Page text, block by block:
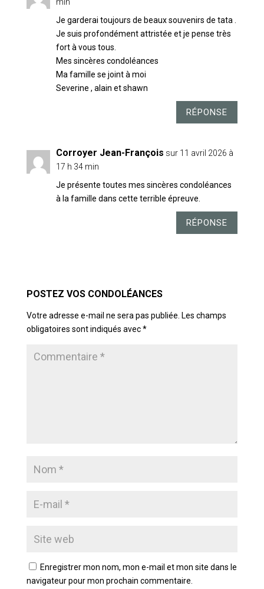
min
Je garderai toujours de beaux souvenirs de tata .
Je suis profondément attristée et je pense très
fort à vous tous.
Mes sincères condoléances
Ma famille se joint à moi
Severine , alain et shawn
RÉPONSE
Corroyer Jean-François sur 11 avril 2026 à
17 h 34 min
Je présente toutes mes sincères condoléances
à la famille dans cette terrible épreuve.
RÉPONSE
Votre adresse e-mail ne sera pas publiée. Les champs
obligatoires sont indiqués avec*
Enregistrer mon nom, mon e-mail et mon site dans le
navigateur pour mon prochain commentaire.